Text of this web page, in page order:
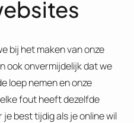
bij het maken van onze
ook onvermijdelijk dat we
loep nemen en onze
fout heeft dezelfde
best tijdig als je online wil